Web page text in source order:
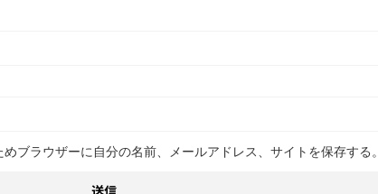
ブラウザーに自分の名前、メールアドレス、サイトを保存する。